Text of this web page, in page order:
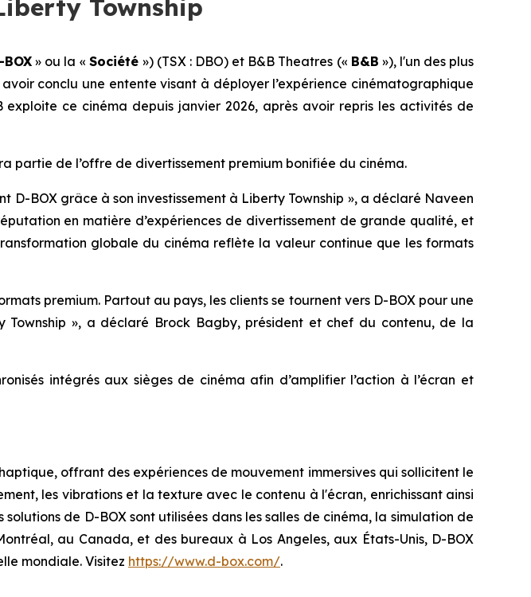
Township
BOX » ou la « Société ») (TSX : DBO) et B&B Theatres (« B&B »), l'un des plus
conclu une entente visant à déployer l’expérience cinématographique
ce cinéma depuis janvier 2026, après avoir repris les activités de
partie de l’offre de divertissement premium bonifiée du cinéma.
BOX grâce à son investissement à Liberty Township », a déclaré Naveen
en matière d’expériences de divertissement de grande qualité, et
globale du cinéma reflète la valeur continue que les formats
premium. Partout au pays, les clients se tournent vers D-BOX pour une
», a déclaré Brock Bagby, président et chef du contenu, de la
intégrés aux sièges de cinéma afin d’amplifier l’action à l’écran et
offrant des expériences de mouvement immersives qui sollicitent le
les vibrations et la texture avec le contenu à l'écran, enrichissant ainsi
de D-BOX sont utilisées dans les salles de cinéma, la simulation de
au Canada, et des bureaux à Los Angeles, aux États-Unis, D-BOX
mondiale. Visitez https://www.d-box.com/.